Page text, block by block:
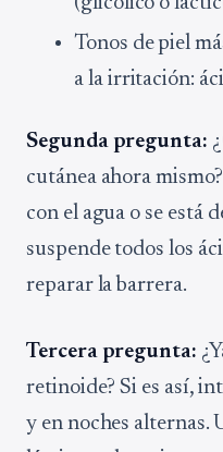
Tonos de piel
a la irritación:
Segunda pregunta:
cutánea ahora
con el agua o se está
suspende todos los
reparar la barrera.
Tercera pregunta:
retinoide? Si es así,
y en noches alternas.